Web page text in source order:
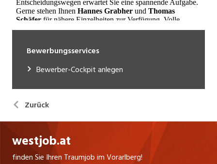
Bewerbungsservices
Bewerber-Cockpit anlegen
Zurück
westjob.at
finden Sie Ihren Traumjob im Vorarlberg!